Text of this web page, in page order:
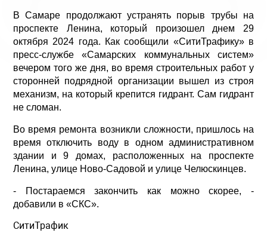
В Самаре продолжают устранять порыв трубы на
проспекте Ленина, который произошел днем 29
октября 2024 года. Как сообщили «СитиТрафику» в
пресс-службе «Самарских коммунальных систем»
вечером того же дня, во время строительных работ у
сторонней подрядной организации вышел из строя
механизм, на который крепится гидрант. Сам гидрант
не сломан.
Во время ремонта возникли сложности, пришлось на
время отключить воду в одном административном
здании и 9 домах, расположенных на проспекте
Ленина, улице Ново-Садовой и улице Челюскинцев.
- Постараемся закончить как можно скорее, -
добавили в «СКС».
СитиТрафик